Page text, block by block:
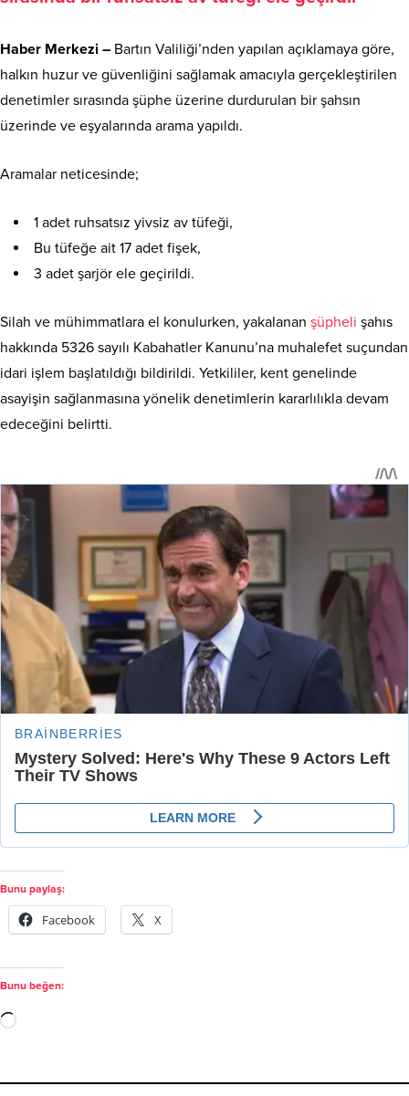
Haber Merkezi – Bartın Valiliği’nden yapılan açıklamaya göre,
halkın huzur ve güvenliğini sağlamak amacıyla gerçekleştirilen
denetimler sırasında şüphe üzerine durdurulan bir şahsın
üzerinde ve eşyalarında arama yapıldı.
Aramalar neticesinde;
1 adet ruhsatsız yivsiz av tüfeği,
Bu tüfeğe ait 17 adet fişek,
3 adet şarjör ele geçirildi.
Silah ve mühimmatlara el konulurken, yakalanan şüpheli şahıs
hakkında 5326 sayılı Kabahatler Kanunu’na muhalefet suçundan
idari işlem başlatıldığı bildirildi. Yetkililer, kent genelinde
asayişin sağlanmasına yönelik denetimlerin kararlılıkla devam
edeceğini belirtti.
Bunu paylaş:
Facebook X
Bunu beğen: